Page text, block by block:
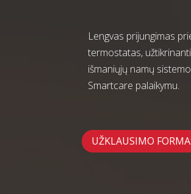
Lengvas prijungimas
termostatas,
išmaniųjų namų
Smartcare palaikymu.
UŽKLAUSIMO FORMA